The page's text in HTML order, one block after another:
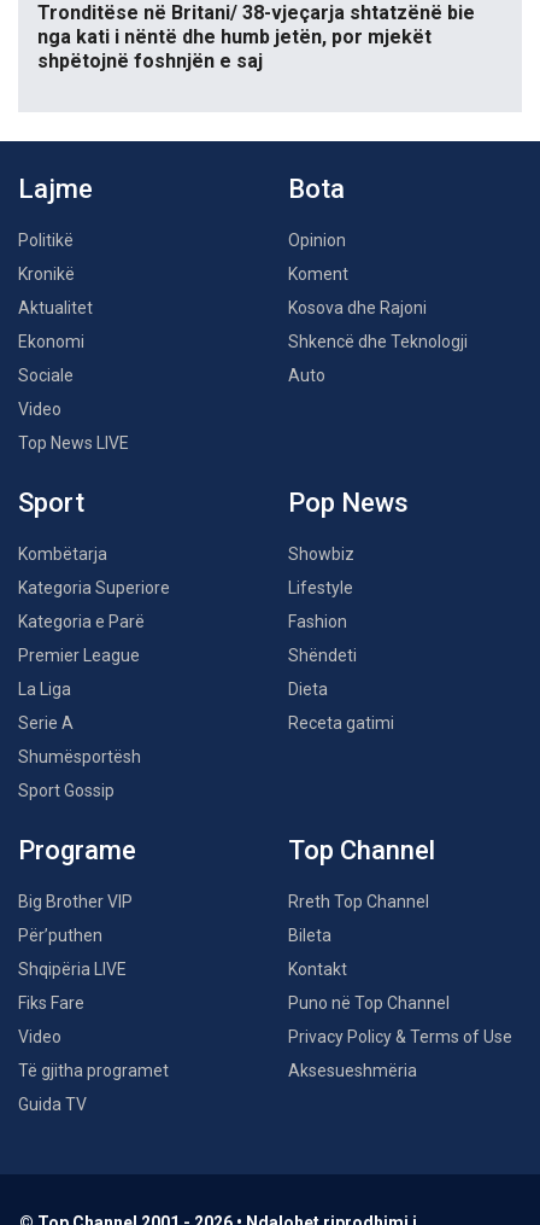
Tronditëse në Britani/ 38-vjeçarja shtatzënë bie
nga kati i nëntë dhe humb jetën, por mjekët
shpëtojnë foshnjën e saj
Lajme
Politikë
Kronikë
Aktualitet
Ekonomi
Sociale
Video
Top News LIVE
Bota
Opinion
Koment
Kosova dhe Rajoni
Shkencë dhe Teknologji
Auto
Sport
Kombëtarja
Kategoria Superiore
Kategoria e Parë
Premier League
La Liga
Serie A
Shumësportësh
Sport Gossip
Pop News
Showbiz
Lifestyle
Fashion
Shëndeti
Dieta
Receta gatimi
Programe
Big Brother VIP
Për’puthen
Shqipëria LIVE
Fiks Fare
Video
Të gjitha programet
Guida TV
Top Channel
Rreth Top Channel
Bileta
Kontakt
Puno në Top Channel
Privacy Policy & Terms of Use
Aksesueshmëria